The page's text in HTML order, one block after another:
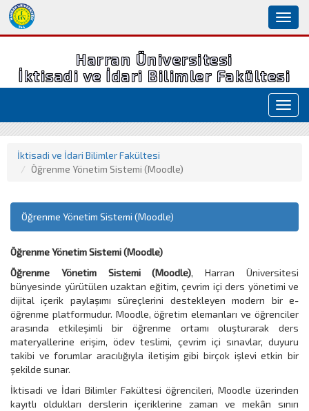
Harran Üniversitesi
İktisadi ve İdari Bilimler Fakültesi
İktisadi ve İdari Bilimler Fakültesi
Öğrenme Yönetim Sistemi (Moodle)
Öğrenme Yönetim Sistemi (Moodle)
Öğrenme Yönetim Sistemi (Moodle)
Öğrenme Yönetim Sistemi (Moodle), Harran Üniversitesi
bünyesinde yürütülen uzaktan eğitim, çevrim içi ders yönetimi ve
dijital içerik paylaşımı süreçlerini destekleyen modern bir e-
öğrenme platformudur. Moodle, öğretim elemanları ve öğrenciler
arasında etkileşimli bir öğrenme ortamı oluşturarak ders
materyallerine erişim, ödev teslimi, çevrim içi sınavlar, duyuru
takibi ve forumlar aracılığıyla iletişim gibi birçok işlevi etkin bir
şekilde sunar.
İktisadi ve İdari Bilimler Fakültesi öğrencileri, Moodle üzerinden
kayıtlı oldukları derslerin içeriklerine zaman ve mekân sınırı